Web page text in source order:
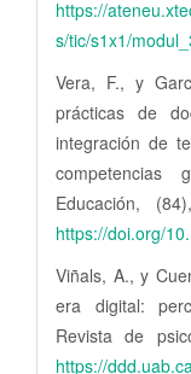
https://
s/tic/s1x1/
Vera, F., y
prácticas de
integración de
competencias
Educación,
https://doi.org/
Viñals, A., y
era digital:
Revista de
https://